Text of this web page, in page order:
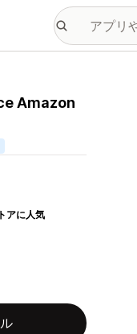
Amazon
アに人気